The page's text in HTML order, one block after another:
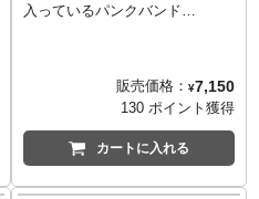
象的なMV中に登場する、3人の
プ。3.75インチのミニフィギュ
アだけではなく、そのパッケー
ジまで「ひとつの作品」とす
る、スーパー7の「リ・アクショ
入っているパンクバンド
を記録した「Kerplunk」がまさ
かの立体化！？スーパー7のリ・
アクションシリーズからで、ア
ルバムジャケットアートに採用
販売価格： ¥7,150
130 ポイント獲得
カートに入れる